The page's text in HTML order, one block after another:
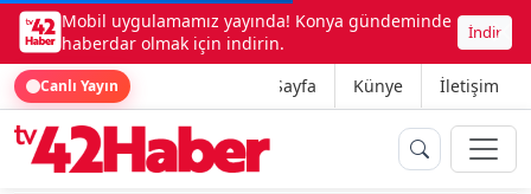
Mobil uygulamamız yayında! Konya gündeminde
haberdar olmak için indirin.
İndir
Canlı Yayın Ana Sayfa Künye İletişim